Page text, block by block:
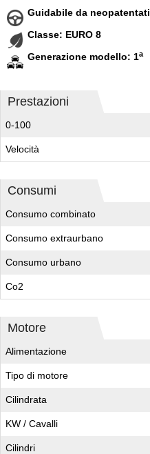
Guidabile da neopatentati
Classe: EURO 8
Generazione modello: 1a
Prestazioni
0-100
Velocità
Consumi
Consumo combinato
Consumo extraurbano
Consumo urbano
Co2
Motore
Alimentazione
Tipo di motore
Cilindrata
KW / Cavalli
Cilindri